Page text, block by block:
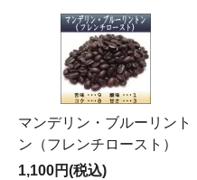
マンデリン・ブルーリント
ン（フレンチロースト）
1,100円(税込)